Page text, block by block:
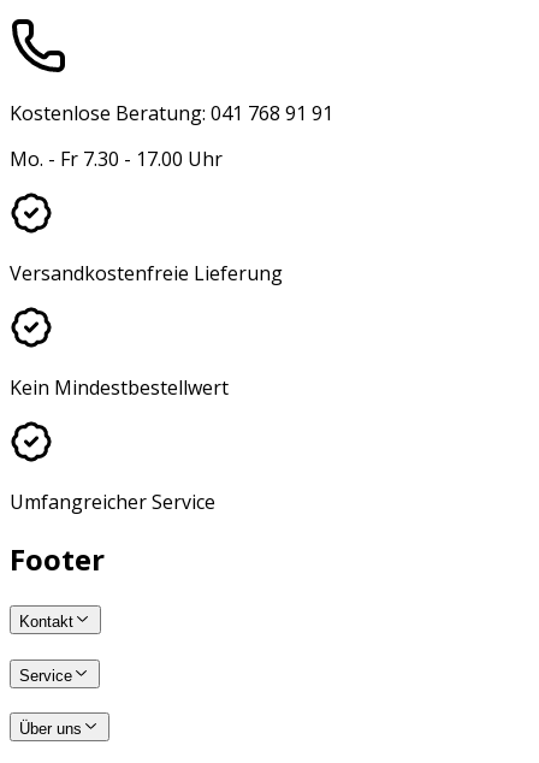
Kostenlose Beratung: 041 768 91 91
Mo. - Fr 7.30 - 17.00 Uhr
Versandkostenfreie Lieferung
Kein Mindestbestellwert
Umfangreicher Service
Footer
Kontakt
Service
Über uns